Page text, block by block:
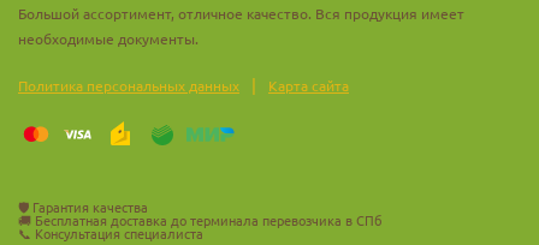
Большой ассортимент, отличное качество. Вся продукция имеет
необходимые документы.
Политика персональных данных | Карта сайта
🛡️ Гарантия качества
🚚 Бесплатная доставка до терминала перевозчика в СПб
📞 Консультация специалиста